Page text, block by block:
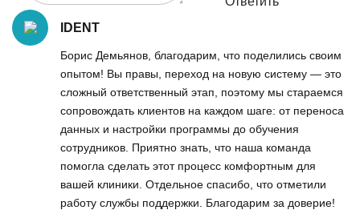
IDENT
Борис Демьянов, благодарим, что поделились своим
опытом! Вы правы, переход на новую систему — это
сложный ответственный этап, поэтому мы стараемся
сопровождать клиентов на каждом шаге: от переноса
данных и настройки программы до обучения
сотрудников. Приятно знать, что наша команда
помогла сделать этот процесс комфортным для
вашей клиники. Отдельное спасибо, что отметили
работу службы поддержки. Благодарим за доверие!